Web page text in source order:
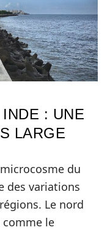
: UNE
LARGE
du
des variations
Le nord
comme le